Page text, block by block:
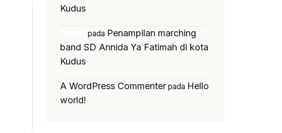
Kudus
pada Penampilan marching
band SD Annida Ya Fatimah di kota
Kudus
A WordPress Commenter pada Hello
world!